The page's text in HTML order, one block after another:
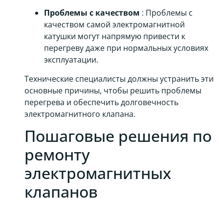
Проблемы с качеством : Проблемы с
качеством самой электромагнитной
катушки могут напрямую привести к
перегреву даже при нормальных условиях
эксплуатации.
Технические специалисты должны устранить эти
основные причины, чтобы решить проблемы
перегрева и обеспечить долговечность
электромагнитного клапана.
Пошаговые решения по
ремонту
электромагнитных
клапанов